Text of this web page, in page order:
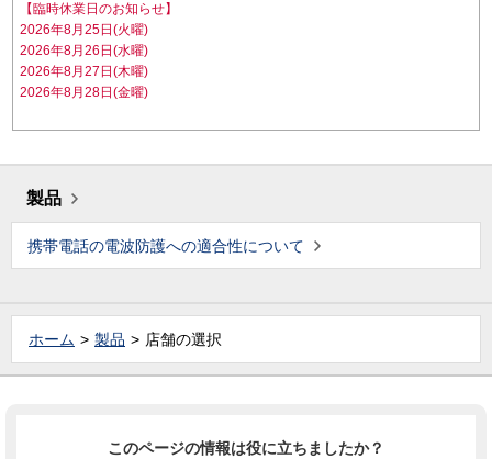
【臨時休業日のお知らせ】
2026年8月25日(火曜)
2026年8月26日(水曜)
2026年8月27日(木曜)
2026年8月28日(金曜)
製品
携帯電話の電波防護への適合性について
ホーム 製品 店舗の選択
このページの情報は役に立ちましたか？